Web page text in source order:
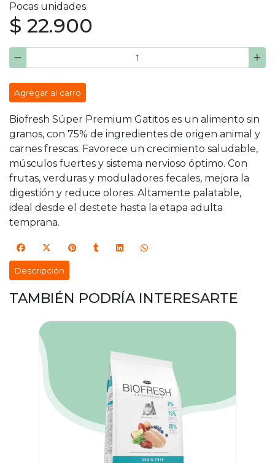
Pocas unidades.
$ 22.900
Agregar al carro
Biofresh Súper Premium Gatitos es un alimento sin
granos, con 75% de ingredientes de origen animal y
carnes frescas. Favorece un crecimiento saludable,
músculos fuertes y sistema nervioso óptimo. Con
frutas, verduras y moduladores fecales, mejora la
digestión y reduce olores. Altamente palatable,
ideal desde el destete hasta la etapa adulta
temprana.
Descripción
TAMBIÉN PODRÍA INTERESARTE